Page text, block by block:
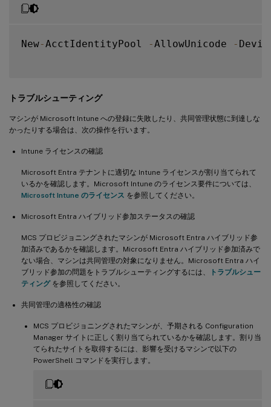
New-AcctIdentityPool -AllowUnicode -
トラブルシューティング
マシンが Microsoft Intune への登録に失敗したり、共同管理状態に到達しな
かったりする場合は、次の操作を行います。
Intune ライセンスの確認
Microsoft Entra テナントに適切な Intune ライセンスが割り当てられて
いるかを確認します。Microsoft Intune のライセンス要件については、
Microsoft Intune のライセンス を参照してください。
Microsoft Entra ハイブリッド参加ステータスの確認
MCS プロビジョニングされたマシンが Microsoft Entra ハイブリッド参
加済みであるかを確認します。Microsoft Entra ハイブリッド参加済みで
ない場合、マシンは共同管理の対象になりません。Microsoft Entra ハイ
ブリッド参加の問題をトラブルシューティングするには、
トラブルシュー
ティングを参照してください。
共同管理の適格性の確認
MCS プロビジョニングされたマシンが、予期される Configuration
Manager サイトに正しく割り当てられているかを確認します。割り当
てられたサイトを取得するには、影響を受けるマシンで以下の
PowerShell コマンドを実行します。